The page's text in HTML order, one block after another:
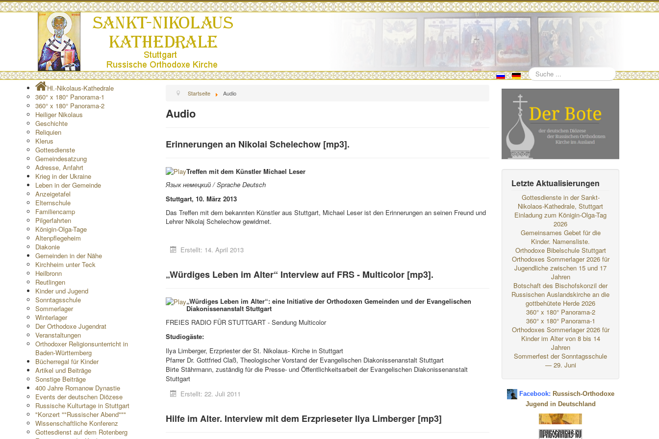
Suchen
Hl.-Nikolaus-Kathedrale
360° x 180° Panorama-1
360° x 180° Panorama-2
Heiliger Nikolaus
Geschichte
Reliquien
Klerus
Gottesdienste
Gemeindesatzung
Adresse, Anfahrt
Krieg in der Ukraine
Leben in der Gemeinde
Anzeigetafel
Elternschule
Familiencamp
Pilgerfahrten
Königin-Olga-Tage
Altenpflegeheim
Diakonie
Gemeinden in der Nähe
Kirchheim unter Teck
Heilbronn
Reutlingen
Kinder und Jugend
Sonntagsschule
Sommerlager
Winterlager
Der Orthodoxe Jugendrat
Veranstaltungen
Orthodoxer Religionsunterricht in
Baden-Württemberg
Bücherregal für Kinder
Artikel und Beiträge
Sonstige Beiträge
400 Jahre Romanow Dynastie
Events der deutschen Diözese
Russische Kulturtage in Stuttgart
"Konzert ""Russischer Abend"""
Wissenschaftliche Konferenz
Gottesdienst auf dem Rotenberg
Startseite Audio
Audio
Erinnerungen an Nikolai Schelechow [mp3].
Treffen mit dem Künstler Michael Leser
Язык немецкий / Sprache Deutsch
Stuttgart, 10. März 2013
Das Treffen mit dem bekannten Künstler aus Stuttgart, Michael Leser ist den Erinnerungen an seinen Freund und
Lehrer Nikolaj Schelechow gewidmet.
Erstellt: 14. April 2013
„Würdiges Leben im Alter“ Interview auf FRS - Multicolor [mp3].
„Würdiges Leben im Alter“: eine Initiative der Orthodoxen Gemeinden und der Evangelischen
Diakonissenanstalt Stuttgart
FREIES RADIO FÜR STUTTGART - Sendung Multicolor
Studiogäste:
Ilya Limberger, Erzpriester der St. Nikolaus- Kirche in Stuttgart
Pfarrer Dr. Gottfried Claß, Theologischer Vorstand der Evangelischen Diakonissenanstalt Stuttgart
Birte Stährmann, zuständig für die Presse- und Öffentlichkeitsarbeit der Evangelischen Diakonissenanstalt
Stuttgart
Erstellt: 22. Juli 2011
Hilfe im Alter. Interview mit dem Erzprieseter Ilya Limberger [mp3]
Letzte Aktualisierungen
Gottesdienste in der Sankt-
Nikolaos-Kathedrale, Stuttgart
Einladung zum Königin-Olga-Tag
2026
Gemeinsames Gebet für die
Kinder. Namensliste.
Orthodoxe Bibelschule Stuttgart
Orthodoxes Sommerlager 2026 für
Jugendliche zwischen 15 und 17
Jahren
Botschaft des Bischofskonzil der
Russischen Auslandskirche an die
gottbehütete Herde 2026
360° x 180° Panorama-2
360° x 180° Panorama-1
Orthodoxes Sommerlager 2026 für
Kinder im Alter von 8 bis 14
Jahren
Sommerfest der Sonntagsschule
— 29. Juni
Facebook: Russisch-Orthodoxe
Jugend in Deutschland